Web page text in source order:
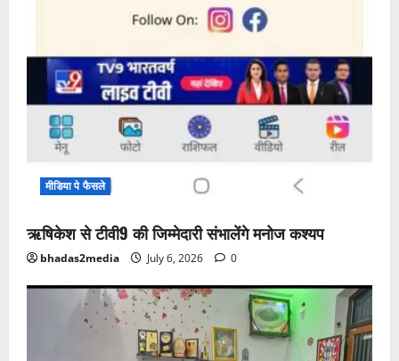
मीडिया पे फैसले
ऋषिकेश से टीवी9 की जिम्मेदारी संभालेंगे मनोज कश्यप
bhadas2media July 6, 2026 0